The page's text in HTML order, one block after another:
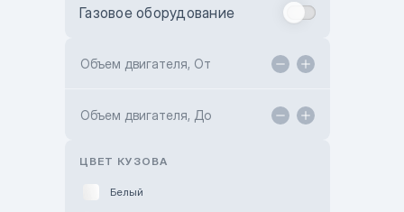
Toyota Kokshetau
Hyundai ShymCity
Газовое оборудование
Объем двигателя, От
Объем двигателя, До
ЦВЕТ КУЗОВА
Белый